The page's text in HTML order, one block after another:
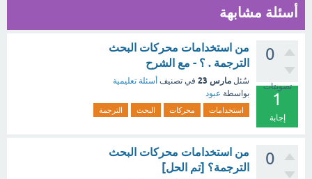
أسئلة مشابهة
0
تصويتات
1
إجابة
من استخدامات محركات البحث
الترجمة . ؟ - مع الشرح
سُئل مارس 23 في تصنيف أسئلة تعليمية
بواسطة عبود
استخدامات محركات البحث الترجمة
0
من استخدامات محركات البحث
الترجمة؟ [تم الحل]